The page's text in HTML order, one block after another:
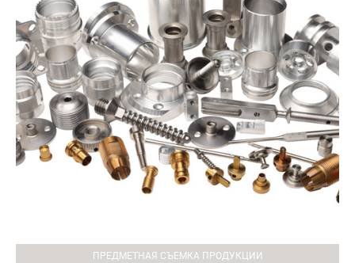
ПРЕДМЕТНАЯ СЪЕМКА ПРОДУКЦИИ